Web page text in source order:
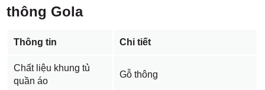
thông Gola
Thông tin Chi tiết
Chất liệu khung tủ
quần áo
Gỗ thông